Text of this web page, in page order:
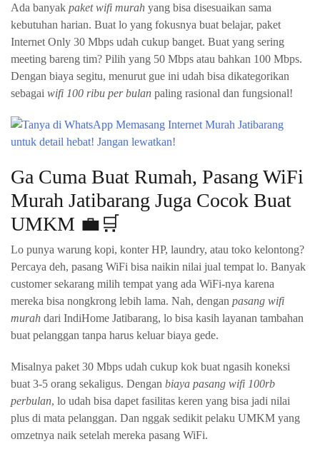
Ada banyak paket wifi murah yang bisa disesuaikan sama
kebutuhan harian. Buat lo yang fokusnya buat belajar, paket
Internet Only 30 Mbps udah cukup banget. Buat yang sering
meeting bareng tim? Pilih yang 50 Mbps atau bahkan 100 Mbps.
Dengan biaya segitu, menurut gue ini udah bisa dikategorikan
sebagai wifi 100 ribu per bulan paling rasional dan fungsional!
Ga Cuma Buat Rumah, Pasang WiFi
Murah Jatibarang Juga Cocok Buat
UMKM 💼🛒
Lo punya warung kopi, konter HP, laundry, atau toko kelontong?
Percaya deh, pasang WiFi bisa naikin nilai jual tempat lo. Banyak
customer sekarang milih tempat yang ada WiFi-nya karena
mereka bisa nongkrong lebih lama. Nah, dengan pasang wifi
murah dari IndiHome Jatibarang, lo bisa kasih layanan tambahan
buat pelanggan tanpa harus keluar biaya gede.
Misalnya paket 30 Mbps udah cukup kok buat ngasih koneksi
buat 3-5 orang sekaligus. Dengan biaya pasang wifi 100rb
perbulan, lo udah bisa dapet fasilitas keren yang bisa jadi nilai
plus di mata pelanggan. Dan nggak sedikit pelaku UMKM yang
omzetnya naik setelah mereka pasang WiFi.